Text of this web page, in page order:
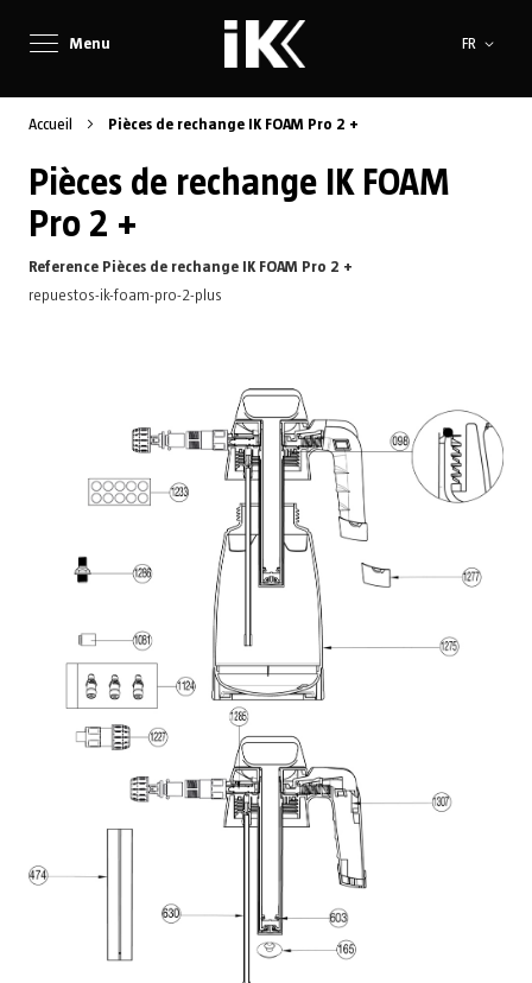
Menu Langue
FR
Accueil Pièces de rechange IK FOAM Pro 2 +
Pièces de rechange IK FOAM
Pro 2 +
Reference Pièces de rechange IK FOAM Pro 2 +
repuestos-ik-foam-pro-2-plus